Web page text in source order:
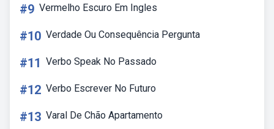
#9 Vermelho Escuro Em Ingles
#10 Verdade Ou Consequência Pergunta
#11 Verbo Speak No Passado
#12 Verbo Escrever No Futuro
#13 Varal De Chão Apartamento